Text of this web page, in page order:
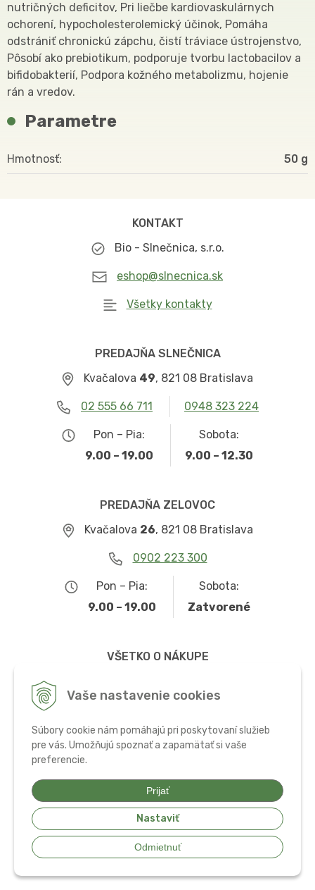
Vaše nastavenie cookies
Súbory cookie nám pomáhajú pri poskytovaní služieb
pre vás. Umožňujú spoznať a zapamätať si vaše
preferencie.
Prijať
Nastaviť
Odmietnuť
nutričných deficitov, Pri liečbe kardiovaskulárnych
ochorení, hypocholesterolemický účinok, Pomáha
odstrániť chronickú zápchu, čistí tráviace ústrojenstvo,
Pôsobí ako prebiotikum, podporuje tvorbu lactobacilov a
bifidobakterií, Podpora kožného metabolizmu, hojenie
rán a vredov.
Parametre
Hmotnosť 50
KONTAKT
Bio - Slnečnica, s.r.o.
eshop@slnecnica.sk
Všetky kontakty
PREDAJŇA SLNEČNICA
Kvačalova 49, 821 08 Bratislava
02 555 66 711 0948 323 224
Pon – Pia:
9.00 – 19.00
Sobota:
9.00 – 12.30
PREDAJŇA ZELOVOC
Kvačalova 26, 821 08 Bratislava
0902 223 300
Pon – Pia:
9.00 – 19.00
Sobota:
Zatvorené
VŠETKO O NÁKUPE
Ochrana osobných údajov
© 2026 Bio potraviny, zdravá výživa a doplnky • tvorba eshopu cez